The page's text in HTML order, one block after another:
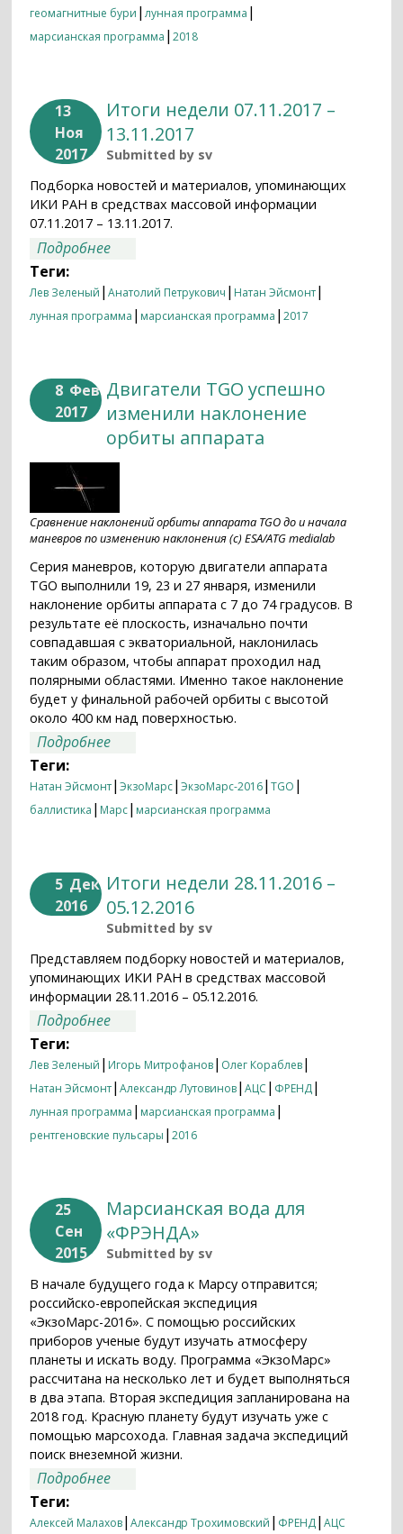
геомагнитные бури |лунная программа |
марсианская программа |2018
13
Ноя
2017
Итоги недели 07.11.2017 –
13.11.2017
Submitted by sv
Подборка новостей и материалов, упоминающих
ИКИ РАН в средствах массовой информации
07.11.2017 – 13.11.2017.
Подробнее
Теги:
Лев Зеленый |Анатолий Петрукович | Натан Эйсмонт|
лунная программа | марсианская программа |2017
8 Фев
2017
Двигатели TGO успешно
изменили наклонение
орбиты аппарата
Сравнение наклонений орбиты аппарата TGO до и начала
маневров по изменению наклонения (c) ESA/ATG medialab
Серия маневров, которую двигатели аппарата
TGO выполнили 19, 23 и 27 января, изменили
наклонение орбиты аппарата с 7 до 74 градусов. В
результате её плоскость, изначально почти
совпадавшая с экваториальной, наклонилась
таким образом, чтобы аппарат проходил над
полярными областями. Именно такое наклонение
будет у финальной рабочей орбиты с высотой
около 400 км над поверхностью.
Подробнее
Теги:
Натан Эйсмонт|ЭкзоМарс|ЭкзоМарс-2016|TGO |
баллистика | Марс| марсианская программа
5 Дек
2016
Итоги недели 28.11.2016 –
05.12.2016
Submitted by sv
Представляем подборку новостей и материалов,
упоминающих ИКИ РАН в средствах массовой
информации 28.11.2016 – 05.12.2016.
Подробнее
Теги:
Лев Зеленый | Игорь Митрофанов| Олег Кораблев|
Натан Эйсмонт|Александр Лутовинов|АЦС | ФРЕНД|
лунная программа | марсианская программа |
рентгеновские пульсары |2016
25
Сен
2015
Марсианская вода для
«ФРЭНДА»
Submitted by sv
В начале будущего года к Марсу отправится;
российско-европейская экспедиция
«ЭкзоМарс-2016». С помощью российских
приборов ученые будут изучать атмосферу
планеты и искать воду. Программа «ЭкзоМарс»
рассчитана на несколько лет и будет выполняться
в два этапа. Вторая экспедиция запланирована на
2018 год. Красную планету будут изучать уже с
помощью марсохода. Главная задача экспедиций
поиск внеземной жизни.
Подробнее
Теги:
Алексей Малахов|Александр Трохимовский | ФРЕНД|АЦС